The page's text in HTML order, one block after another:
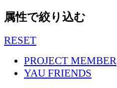
属性で絞り込む
RESET
PROJECT MEMBER
YAU FRIENDS